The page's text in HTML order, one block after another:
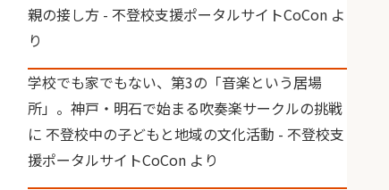
親の接し方 - 不登校支援ポータルサイトCoCon よ
り
学校でも家でもない、第3の「音楽という居場
所」。神戸・明石で始まる吹奏楽サークルの挑戦
に 不登校中の子どもと地域の文化活動 - 不登校支
援ポータルサイトCoCon より